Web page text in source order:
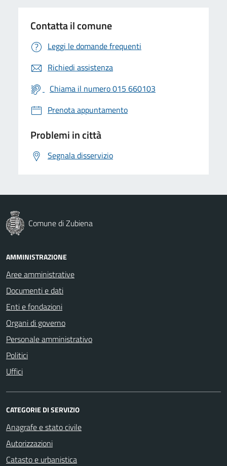
Contatta il comune
Leggi le domande frequenti
Richiedi assistenza
Chiama il numero 015 660103
Prenota appuntamento
Problemi in città
Segnala disservizio
Comune di Zubiena
AMMINISTRAZIONE
Aree amministrative
Documenti e dati
Enti e fondazioni
Organi di governo
Personale amministrativo
Politici
Uffici
CATEGORIE DI SERVIZIO
Anagrafe e stato civile
Autorizzazioni
Catasto e urbanistica